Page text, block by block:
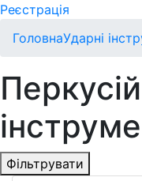
Реєстрація
ГоловнаУдарні
Фільтрувати